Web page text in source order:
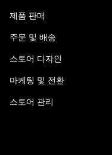
제품 판매
주문 및 배송
스토어 디자인
마케팅 및 전환
스토어 관리